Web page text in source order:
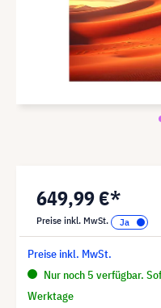
649,99 €*
Preise inkl. MwSt.
Preise inkl. MwSt.
Nur noch 5 verfügbar.
Werktage